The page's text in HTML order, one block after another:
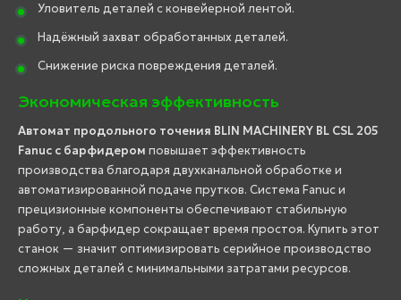
Уловитель деталей с конвейерной лентой.
Надёжный захват обработанных деталей.
Снижение риска повреждения деталей.
Экономическая эффективность
Автомат продольного точения BLIN MACHINERY BL CSL 205
Fanuc с барфидером повышает эффективность
производства благодаря двухканальной обработке и
автоматизированной подаче прутков. Система Fanuc и
прецизионные компоненты обеспечивают стабильную
работу, а барфидер сокращает время простоя. Купить этот
станок — значит оптимизировать серийное производство
сложных деталей с минимальными затратами ресурсов.